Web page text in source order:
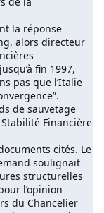
la réponse
alors directeur
fin 1997,
pas que l’Italie
de sauvetage
Financière
cités. Le
soulignait
structurelles
l’opinion
du Chancelier